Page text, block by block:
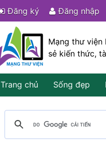
Đăng ký Đăng nhập
Mạng thư viện
sẻ kiến thức,
Trang chủ Sống đẹp